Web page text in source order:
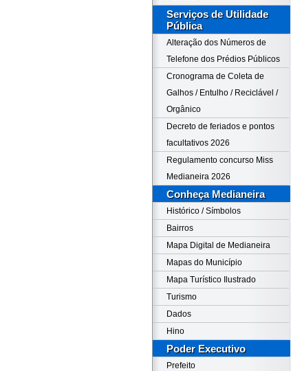
Serviços de Utilidade
Pública
Alteração dos Números de
Telefone dos Prédios Públicos
Cronograma de Coleta de
Galhos / Entulho / Reciclável /
Orgânico
Decreto de feriados e pontos
facultativos 2026
Regulamento concurso Miss
Medianeira 2026
Conheça Medianeira
Histórico / Símbolos
Bairros
Mapa Digital de Medianeira
Mapas do Município
Mapa Turístico Ilustrado
Turismo
Dados
Hino
Poder Executivo
Prefeito